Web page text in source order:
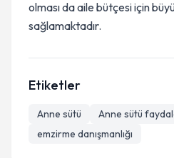
olması da aile bütçesi için
sağlamaktadır.
Etiketler
Anne sütü
Anne sütü
emzirme danışmanlığı